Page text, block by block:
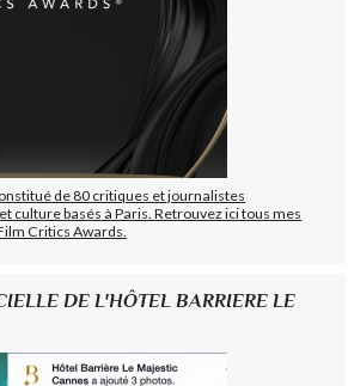
de 80 critiques et journalistes
culture basés à Paris. Retrouvez ici tous mes
Critics Awards.
DE L'HÔTEL BARRIERE LE